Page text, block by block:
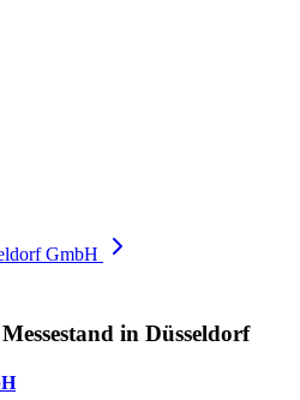
eingefriedeten Bereich gibt es
Der Zugang zu den
möglich.
GmbH
in Düsseldorf